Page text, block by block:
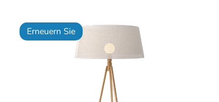
Erneuern Sie